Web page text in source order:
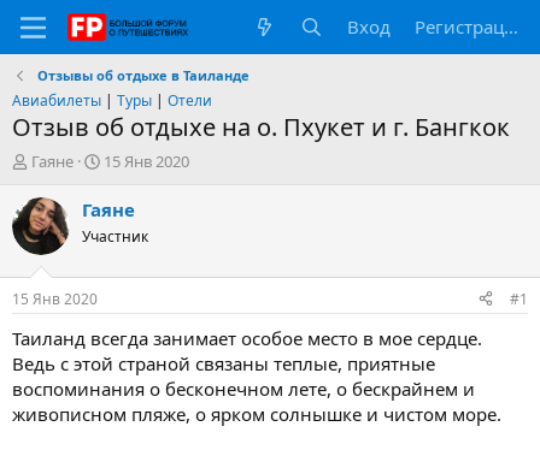
Вход Регистрация
Отзывы об отдыхе в Таиланде
Авиабилеты | Туры | Отели
Отзыв об отдыхе на о. Пхукет и г. Бангкок
А
т
о
р
т
е
м
ы
Гаяне
Д
т
н
а
л
а
15 Янв 2020
Гаяне
Участник
15 Янв 2020 #1
Таиланд всегда занимает особое место в мое сердце.
Ведь с этой страной связаны теплые, приятные
воспоминания о бесконечном лете, о бескрайнем и
живописном пляже, о ярком солнышке и чистом море.